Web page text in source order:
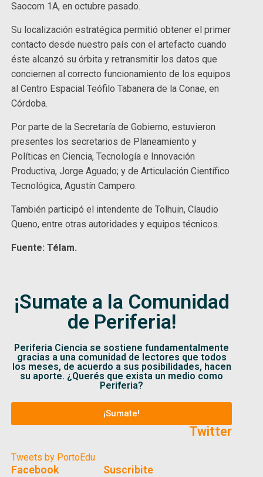
Saocom 1A, en octubre pasado.
Su localización estratégica permitió obtener el primer
contacto desde nuestro país con el artefacto cuando
éste alcanzó su órbita y retransmitir los datos que
conciernen al correcto funcionamiento de los equipos
al Centro Espacial Teófilo Tabanera de la Conae, en
Córdoba.
Por parte de la Secretaría de Gobierno, estuvieron
presentes los secretarios de Planeamiento y
Políticas en Ciencia, Tecnología e Innovación
Productiva, Jorge Aguado; y de Articulación Científico
Tecnológica, Agustín Campero.
También participó el intendente de Tolhuin, Claudio
Queno, entre otras autoridades y equipos técnicos.
Fuente: Télam.
¡Sumate a la Comunidad
de Periferia!
Periferia Ciencia se sostiene fundamentalmente
gracias a una comunidad de lectores que todos
los meses, de acuerdo a sus posibilidades, hacen
su aporte. ¿Querés que exista un medio como
Periferia?
¡Sumate!
Twitter
Tweets by PortoEdu
Facebook Suscribite